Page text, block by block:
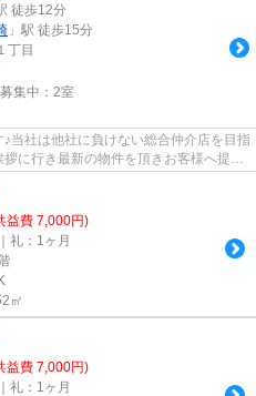
徒歩12分
」駅 徒歩15分
丁目
集中： 2室
当社は他社に負けない総合仲介店を目指
に行き最新の物件を頂きお客様へ提供
益費 7,000円)
礼：1ヶ月
㎡
益費 7,000円)
礼：1ヶ月